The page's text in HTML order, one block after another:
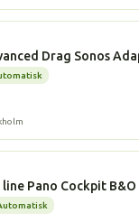
Drag Sonos
Pano Cockpit